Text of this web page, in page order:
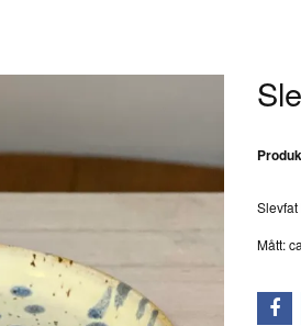
Mått: